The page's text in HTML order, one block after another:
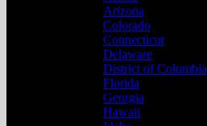
Arizona
Colorado
Connecticut
Delaware
District of Columbia
Florida
Georgia
Hawaii